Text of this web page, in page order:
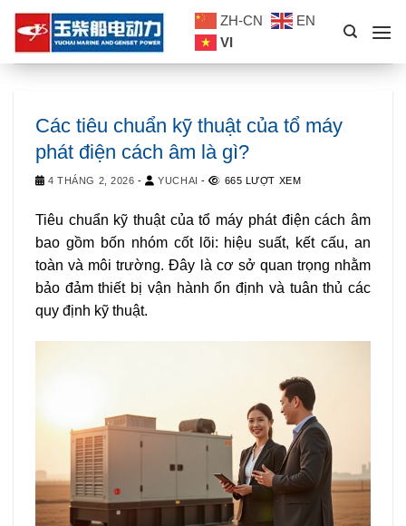
Skip
content
ZH-CN
EN
VI
Các tiêu chuẩn kỹ thuật của tổ máy
phát điện cách âm là gì?
4 THÁNG 2, 2026 - YUCHAI - 665 LƯỢT XEM
Tiêu chuẩn kỹ thuật của tổ máy phát điện cách âm
bao gồm bốn nhóm cốt lõi: hiệu suất, kết cấu, an
toàn và môi trường. Đây là cơ sở quan trọng nhằm
bảo đảm thiết bị vận hành ổn định và tuân thủ các
quy định kỹ thuật.